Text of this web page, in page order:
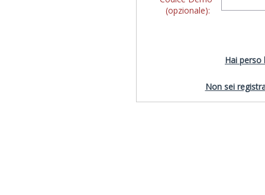
(opzionale):
Hai perso
Non sei